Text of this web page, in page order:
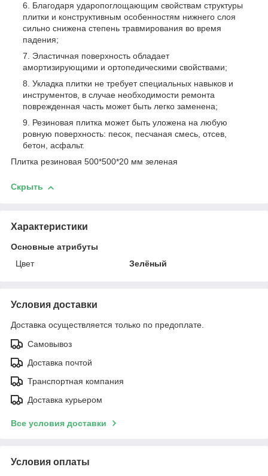
Благодаря ударопоглощающим свойствам структуры
плитки и конструктивным особенностям нижнего слоя
сильно снижена степень травмирования во время
падения;
Эластичная поверхность обладает
амортизирующими и ортопедическими свойствами;
Укладка плитки не требует специальных навыков и
инструментов, в случае необходимости ремонта
поврежденная часть может быть легко заменена;
Резиновая плитка может быть уложена на любую
ровную поверхность: песок, песчаная смесь, отсев,
бетон, асфальт.
Плитка резиновая 500*500*20 мм зеленая
Скрыть
Характеристики
Основные атрибуты
Цвет
Зелёный
Условия доставки
Доставка осуществляется только по предоплате.
Самовывоз
Доставка почтой
Транспортная компания
Доставка курьером
Все условия доставки
Условия оплаты